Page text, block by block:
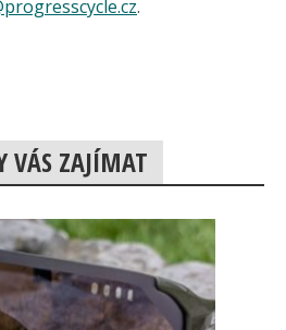
progresscycle.cz.
VÁS ZAJÍMAT